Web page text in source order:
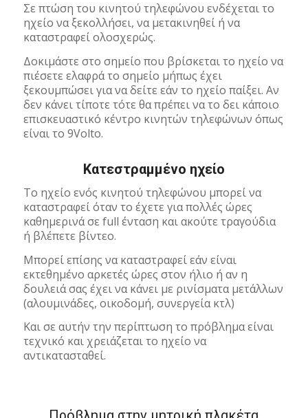
Σε πτώση του κινητού τηλεφώνου ενδέχεται το
ηχείο να ξεκολλήσει, να μετακινηθεί ή να
καταστραφεί ολοσχερώς.
Δοκιμάστε στο σημείο που βρίσκεται το ηχείο να
πιέσετε ελαφρά το σημείο μήπως έχει
ξεκουμπώσει για να δείτε εάν το ηχείο παίξει. Αν
δεν κάνει τίποτε τότε θα πρέπει να το δει κάποιο
επισκευαστικό κέντρο κινητών τηλεφώνων όπως
είναι το 9Volto.
Κατεστραμμένο ηχείο
Το ηχείο ενός κινητού τηλεφώνου μπορεί να
καταστραφεί όταν το έχετε για πολλές ώρες
καθημερινά σε full ένταση και ακούτε τραγούδια
ή βλέπετε βίντεο.
Μπορεί επίσης να καταστραφεί εάν είναι
εκτεθημένο αρκετές ώρες στον ήλιο ή αν η
δουλειά σας έχει να κάνει με ρινίσματα μετάλλων
(αλουμινάδες, οικοδομή, συνεργεία κτλ)
Και σε αυτήν την περίπτωση το πρόβλημα είναι
τεχνικό και χρειάζεται το ηχείο να
αντικατασταθεί.